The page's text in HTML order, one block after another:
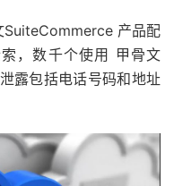
SuiteCommerce 产品配
，数千个使用 甲骨文
露包括电话号码和地址